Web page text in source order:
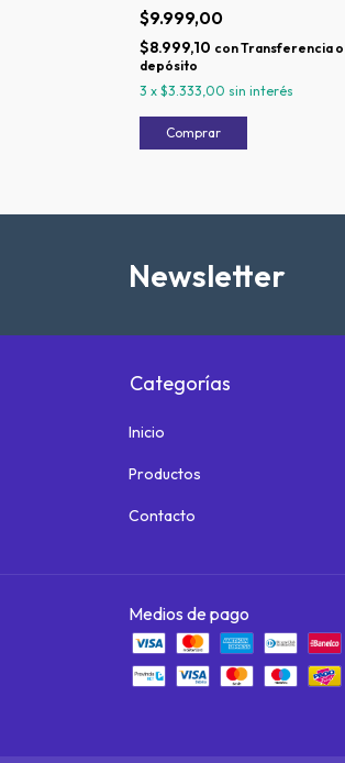
$9.999,00
$8.999,10 conTransferencia o
depósito
3 x $3.333,00 sin interés
Newsletter
Categorías
Inicio
Productos
Contacto
Medios de pago